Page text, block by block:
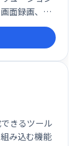
面録画、画
ングなど、
からプロフ
。その中核
リーなデザ
が特徴で
きるツール
み込む機能